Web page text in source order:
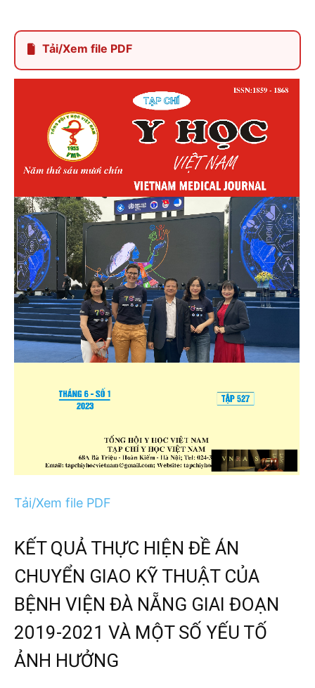
Tải/Xem file PDF
Tải/Xem file PDF
KẾT QUẢ THỰC HIỆN ĐỀ ÁN
CHUYỂN GIAO KỸ THUẬT CỦA
BỆNH VIỆN ĐÀ NẴNG GIAI ĐOẠN
2019-2021 VÀ MỘT SỐ YẾU TỐ
ẢNH HƯỞNG